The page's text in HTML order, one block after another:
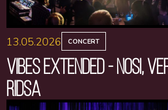
13.05.2026 CONCERT
VIBES EXTENDED - NOSI,
RIDSA